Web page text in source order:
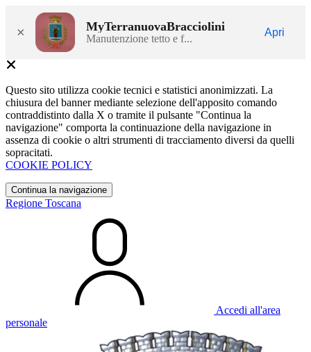
× MyTerranuovaBracciolini
Manutenzione tetto e f...
Apri
Questo sito utilizza cookie tecnici e statistici anonimizzati. La
chiusura del banner mediante selezione dell'apposito comando
contraddistinto dalla X o tramite il pulsante "Continua la
navigazione" comporta la continuazione della navigazione in
assenza di cookie o altri strumenti di tracciamento diversi da quelli
sopracitati.
COOKIE POLICY
Continua la navigazione
Regione Toscana
Accedi all'area
personale